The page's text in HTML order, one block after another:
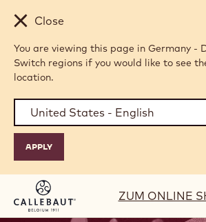
Skip to main content
Close
You are viewing this page in Germany -
Switch regions if you would like to see
location.
ZUM ONLINE